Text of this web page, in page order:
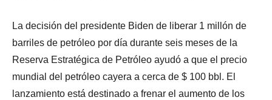
La decisión del presidente Biden de liberar 1 millón de
barriles de petróleo por día durante seis meses de la
Reserva Estratégica de Petróleo ayudó a que el precio
mundial del petróleo cayera a cerca de $ 100 bbl. El
lanzamiento está destinado a frenar el aumento de los